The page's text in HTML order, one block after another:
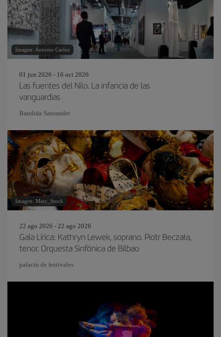
Imagen: Antonio Carlos
01 jun 2026 - 16 oct 2026
Las fuentes del Nilo. La infancia de las
vanguardias
Bandida Santander
Imagen: Marc_Stock
22 ago 2026 - 22 ago 2026
Gala Lírica: Kathryn Lewek, soprano. Piotr Beczała,
tenor. Orquesta Sinfónica de Bilbao
palacio de festivales